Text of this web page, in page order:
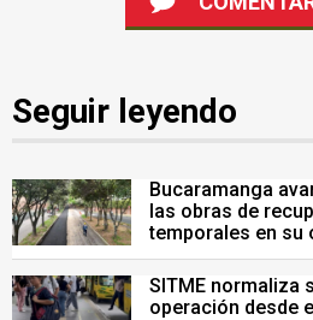
Seguir leyendo
Bucaramanga
las obras de
temporales en su
SITME normaliza
operación desde